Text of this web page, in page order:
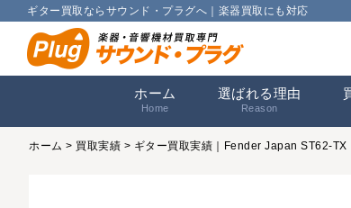
ギター買取ならサウンド・プラグへ｜楽器買取にも対応
ホーム
Home
選ばれる理由
Reason
ホーム > 買取実績 > ギター買取実績｜Fender Japan ST62-TX